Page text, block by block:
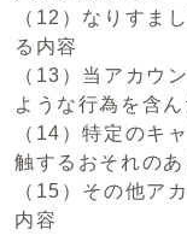
（12）なりすま
る内容
（13）当アカウ
ような行為を含
（14）特定のキ
触するおそれの
（15）その他ア
内容